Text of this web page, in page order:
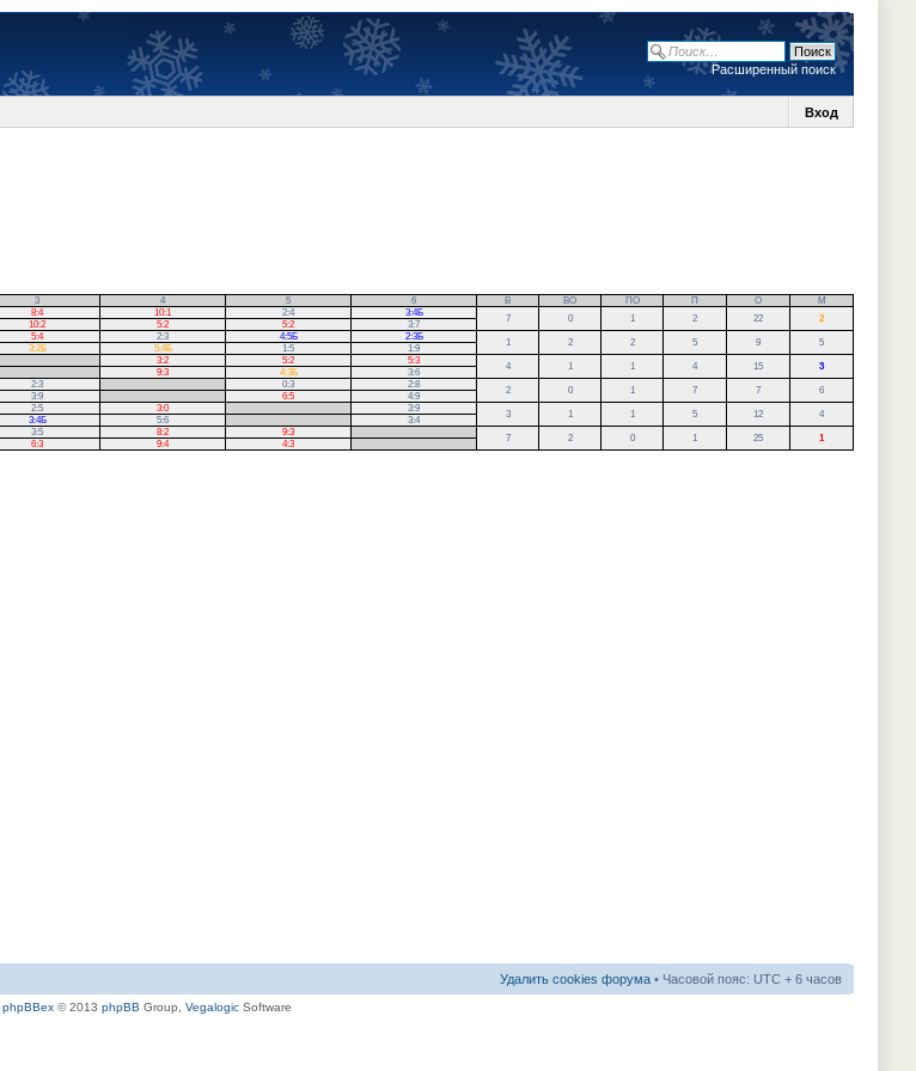
Расширенный поиск
Вход
3 4 5 6 В ВО ПО П О
М
8:4 10:1 2:4 3:4Б
7 0 1 2 22 2
10:2 5:2 5:2
3:7
5:4 2:3 4:5Б 2:3Б
1 2 2 5 9 5
3:2Б 5:4Б 1:5
1:9
3:2 5:2 5:3
4 1 1 4 15 3
9:3 4:3Б
3:6
2:3 0:3 2:8
2 0 1 7 7 6
3:9 6:5
4:9
2:5 3:0 3:9
3 1 1 5 12 4
3:4Б 5:6
3:4
3:5 8:2 9:3
7 2 0 1 25 1
6:3 9:4 4:3
Удалить cookies форума • Часовой пояс: UTC + 6 часов
phpBBex © 2013 phpBB Group, Vegalogic Software